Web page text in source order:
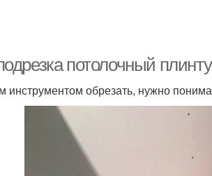
потолочный
инструментом обрезать, нужно